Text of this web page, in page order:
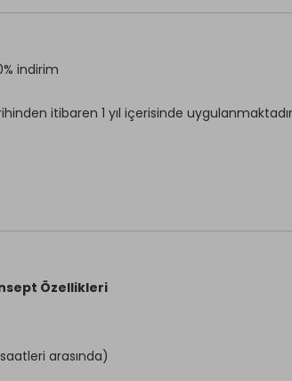
Şemsiye
indirim
itibaren 1 yıl içerisinde
Özellikleri
arasında)